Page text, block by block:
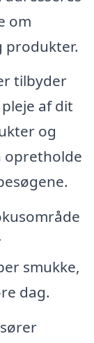
om
produkter.
tilbyder
af dit
og
opretholde
smukke,
dag.